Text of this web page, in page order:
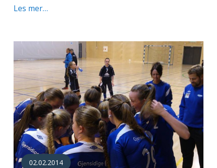
Les mer…
02.02.2014